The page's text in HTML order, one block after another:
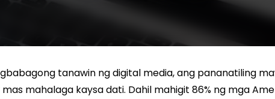
tanawin ng digital media, ang pananatiling
mahalaga kaysa dati. Dahil mahigit 86% ng mga